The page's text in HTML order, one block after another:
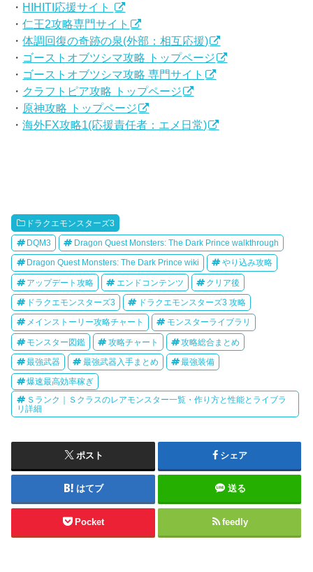
・ HIHITI応援サイト
・仁王2攻略専門サイト
・体調回復の奇跡の泉(外部：相互応援)
・ ゴーストオブツシマ攻略 トップページ
・ ゴーストオブツシマ攻略 専門サイト
・ クラフトピア攻略 トップページ
・ 原神攻略 トップページ
・海外FX攻略1(応援責任者：エメ日常)
ドラクエモンスターズ3
DQM3 Dragon Quest Monsters: The Dark Prince walkthrough
Dragon Quest Monsters: The Dark Prince wiki やり込み攻略
アップデート攻略 エンドコンテンツ クリア後
ドラクエモンスターズ3 ドラクエモンスターズ3 攻略
メインストーリー攻略チャート モンスターライブラリ
モンスター図鑑 攻略チャート 攻略総合まとめ
最強武器 最強武器入手まとめ 最強装備
爆速最高効率稼ぎ
Ｓランク｜Ｓクラスのレアモンスター一覧・作り方と性能とライブラ
リ詳細
ポスト シェア
はてブ 送る
Pocket feedly